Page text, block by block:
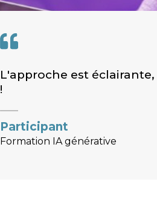
L'approche est
!
Participant
Formation IA générative